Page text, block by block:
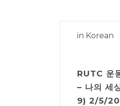
in Korean
RUTC 운
– 나의 세
9) 2/5/